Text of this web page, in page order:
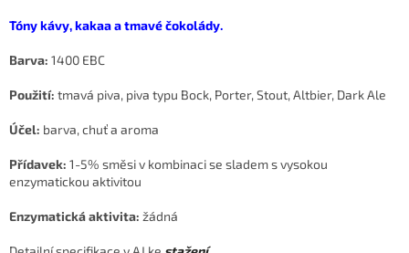
Tóny kávy, kakaa a tmavé čokolády.
Barva: 1400 EBC
Použití: tmavá piva, piva typu Bock, Porter, Stout, Altbier, Dark Ale
Účel: barva, chuť a aroma
Přídavek: 1-5% směsi v kombinaci se sladem s vysokou
enzymatickou aktivitou
Enzymatická aktivita: žádná